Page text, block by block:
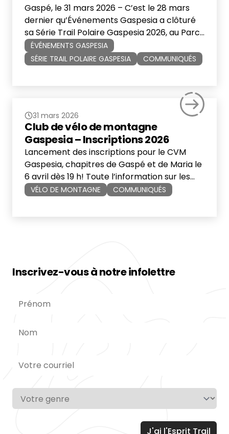
Gaspé, le 31 mars 2026 – C’est le 28 mars
dernier qu’Événements Gaspesia a clôturé
sa Série Trail Polaire Gaspesia 2026, au Parc
du Mont Saint-Mathieu de Saint-Mathieu de
Rioux. Présentée par Metatuq et Xact
Nutrition, la Série Trail Polaire Gaspesia est
randonnée(skimo), proposée à même […]
ÉVÉNEMENTS GASPESIA
SÉRIE TRAIL POLAIRE GASPESIA
COMMUNIQUÉS
31 mars 2026
Club de vélo de montagne
Gaspesia – Inscriptions 2026
Lancement des inscriptions pour le CVM
Gaspesia, chapitres de Gaspé et de Maria le
6 avril dès 19 h! Toute l’information sur les
programmes juste ici:
VÉLO DE MONTAGNE COMMUNIQUÉS
Inscrivez-vous à notre infolettre